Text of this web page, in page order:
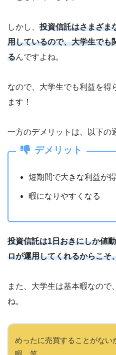
しかし、 投資信託はさまざま
用しているので、大学生でも
るんですよね。
なので、大学生でも利益を得
ます！
一方のデメリットは、以下の
デメリット
短期間で大きな利益が
暇になりやすくなる
投資信託は1日おきにしか値
ロが運用してくれるからこそ
また、大学生は基本暇なので
ね。
めったに売買することがない